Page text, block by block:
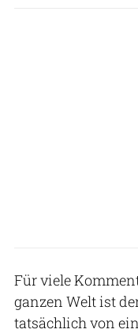
Für viele
ganzen Welt ist
tatsächlich von